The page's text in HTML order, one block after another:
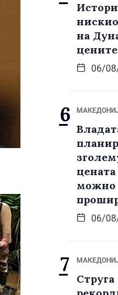
на
цените
06/
цената
можно
06/